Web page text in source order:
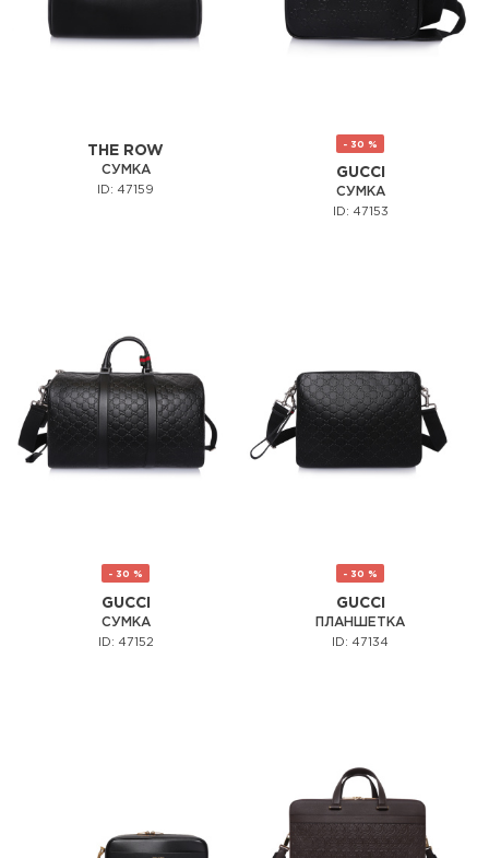
THE ROW
СУМКА
ID: 47159
- 30 %
GUCCI
СУМКА
ID: 47153
- 30 %
GUCCI
СУМКА
ID: 47152
- 30 %
GUCCI
ПЛАНШЕТКА
ID: 47134